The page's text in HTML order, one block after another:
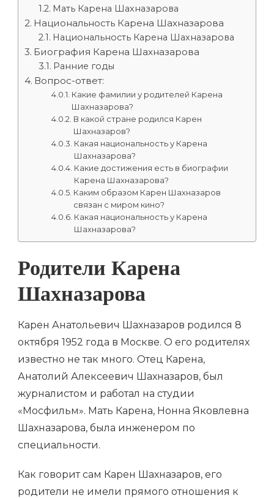
Мать Карена Шахназарова
Национальность Карена Шахназарова
Национальность Карена Шахназарова
Биография Карена Шахназарова
Ранние годы
Вопрос-ответ:
Какие фамилии у родителей Карена
Шахназарова?
В какой стране родился Карен
Шахназаров?
Какая национальность у Карена
Шахназарова?
Какие достижения есть в биографии
Карена Шахназарова?
Каким образом Карен Шахназаров
связан с миром кино?
Какая национальность у Карена
Шахназарова?
Родители Карена
Шахназарова
Карен Анатольевич Шахназаров родился 8
октября 1952 года в Москве. О его родителях
известно не так много. Отец Карена,
Анатолий Алексеевич Шахназаров, был
журналистом и работал на студии
«Мосфильм». Мать Карена, Нонна Яковлевна
Шахназарова, была инженером по
специальности.
Как говорит сам Карен Шахназаров, его
родители не имели прямого отношения к